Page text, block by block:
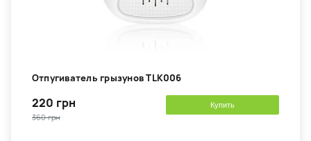
Отпугиватель грызунов TLK006
220 грн
360 грн
Купить